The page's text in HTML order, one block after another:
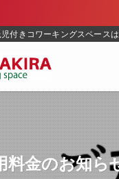
付きコワーキングスペース
料金のお知ら